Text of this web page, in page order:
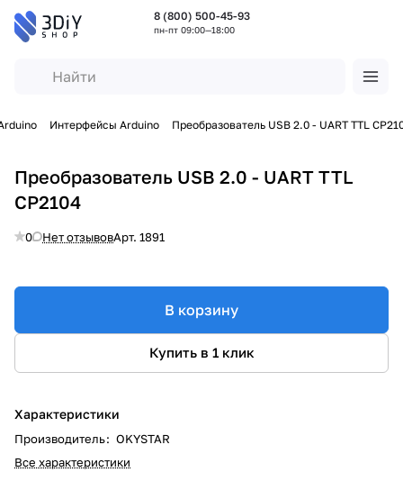
8 (800) 500-45-93
пн-пт 09:00—18:00
Интерфейсы Arduino Преобразователь USB 2.0 - UART TTL
Преобразователь USB 2.0 - UART TTL
CP2104
0 Нет отзывовАрт. 1891
В корзину
Купить в 1 клик
Характеристики
Производитель: OKYSTAR
Все характеристики